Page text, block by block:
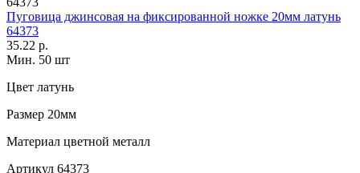
Пуговица джинсовая на фиксированной ножке 20мм латунь
64373
35.22 р.
Мин. 50 шт
Цвет латунь
Размер 20мм
Материал цветной металл
Артикул 64373